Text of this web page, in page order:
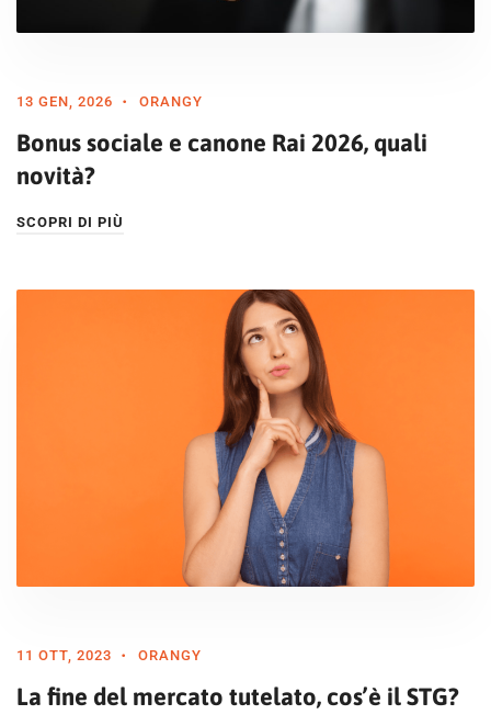
13 GEN, 2026 ORANGY
Bonus sociale e canone Rai 2026, quali
novità?
SCOPRI DI PIÙ
11 OTT, 2023 ORANGY
La fine del mercato tutelato, cos’è il STG?